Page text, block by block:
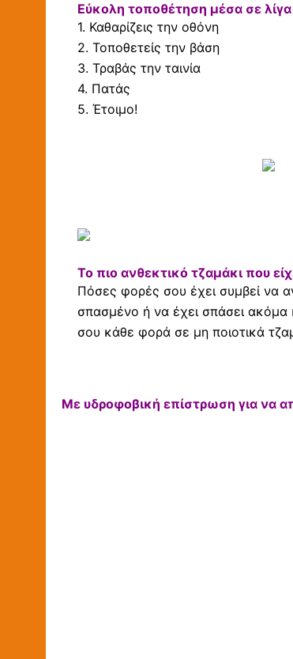
Εύκολη τοποθέτηση μέσα σε
1. Καθαρίζεις την οθόνη
2. Τοποθετείς την βάση
3. Τραβάς την ταινία
4. Πατάς
5. Έτοιμο!
Το πιο ανθεκτικό τζαμάκι που
Πόσες φορές σου έχει συμβεί να
σπασμένο ή να έχει σπάσει ακόμα
σου κάθε φορά σε μη ποιοτικά
Με υδροφοβική επίστρωση για να